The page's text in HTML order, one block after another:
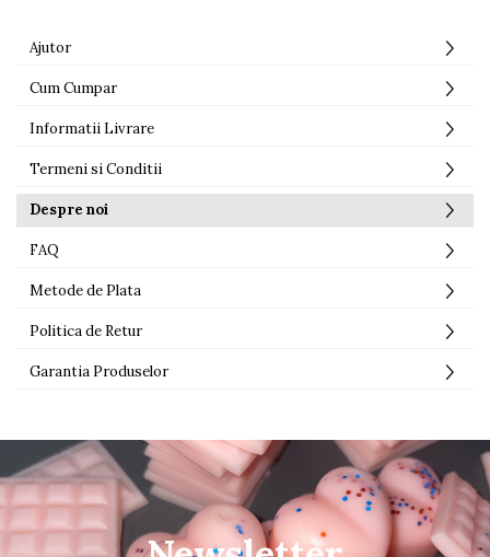
Ajutor
Cum Cumpar
Informatii Livrare
Termeni si Conditii
Despre noi
FAQ
Metode de Plata
Politica de Retur
Garantia Produselor